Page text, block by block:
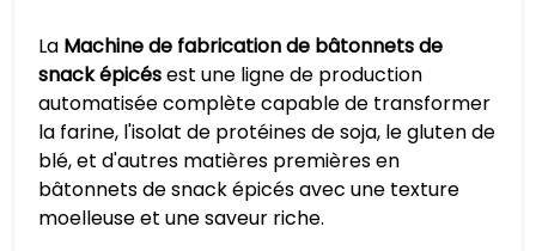
La Machine de fabrication de bâtonnets de
snack épicésest une ligne de production
automatisée complète capable de transformer
la farine, l'isolat de protéines de soja, le gluten de
blé, et d'autres matières premières en
bâtonnets de snack épicés avec une texture
moelleuse et une saveur riche.